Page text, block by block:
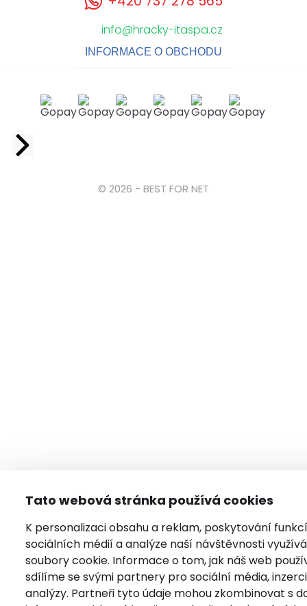
Tato webová stránka používá cookies
K personalizaci obsahu a reklam, poskytování funkcí
sociálních médií a analýze naší návštěvnosti
soubory cookie. Informace o tom, jak náš web
sdílíme se svými partnery pro sociální média,
analýzy. Partneři tyto údaje mohou zkombinovat s
info@hracky-itaspa.cz
INFORMACE O OBCHODU
© 2026 - BEST FOR NET